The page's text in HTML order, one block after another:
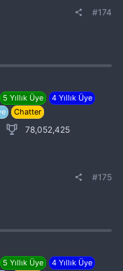
#174
5 Yıllık Üye
4 Yıllık Üye
Chatter
78,052,425
#175
5 Yıllık Üye
4 Yıllık Üye